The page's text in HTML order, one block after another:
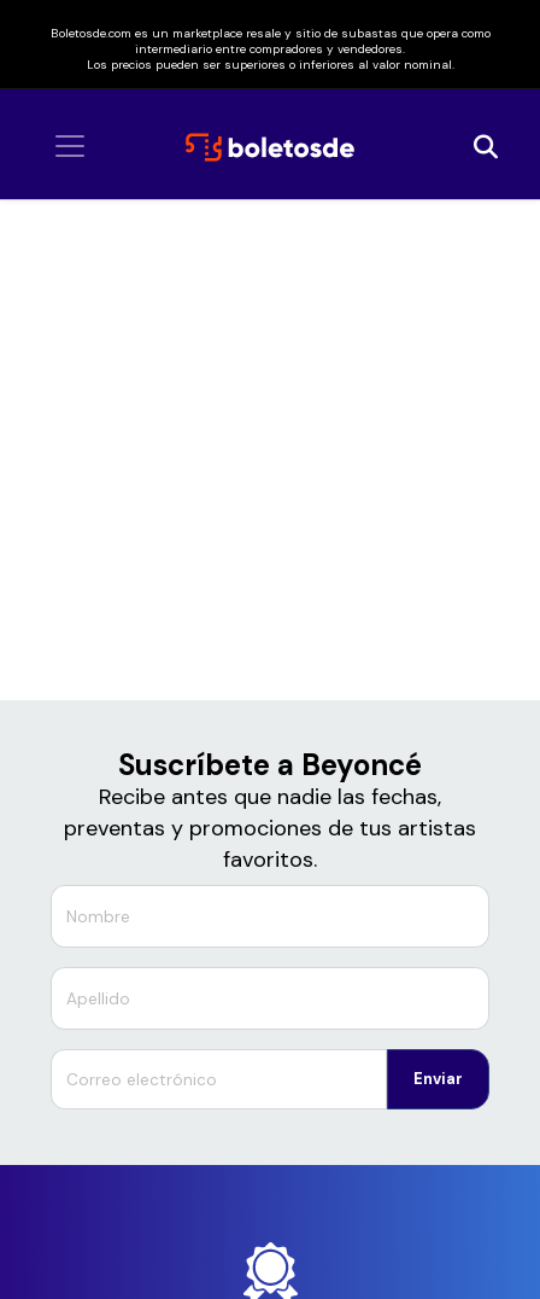
Boletosde.com es un marketplace resale y sitio de subastas que opera como
intermediario entre compradores y vendedores.
Los precios pueden ser superiores o inferiores al valor nominal.
Suscríbete a Beyoncé
Recibe antes que nadie las fechas,
preventas y promociones de tus artistas
favoritos.
Enviar